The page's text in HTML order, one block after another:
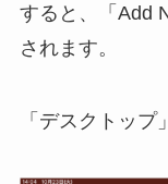
すると、「Add
されます。
「デスクトップ